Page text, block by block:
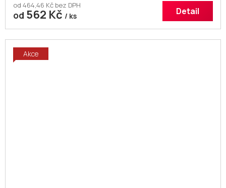
od 464,46 Kč bez DPH
od 562 Kč / ks Detail
Akce